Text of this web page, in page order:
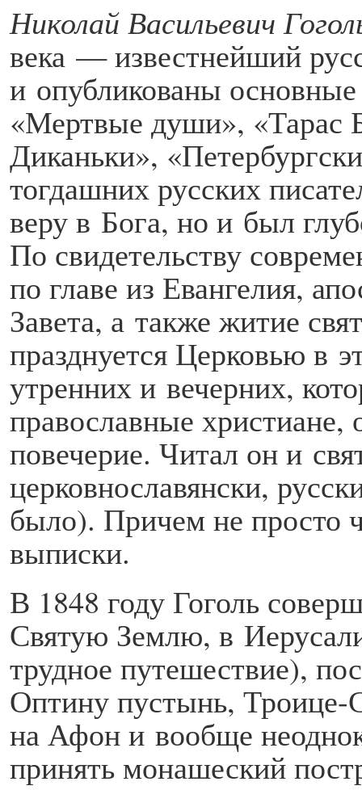
Николай Васильевич
века — известнейший
и опубликованы
«Мертвые души», «Тарас
Диканьки»,
тогдашних русских
веру в Бога, но и был
По свидетельству
по главе из Евангелия,
Завета, а также житие
празднуется Церковью в
утренних и вечерних,
православные
повечерие. Читал он и
церковнославянски,
было). Причем не просто
выписки.
В 1848 году Гоголь
Святую Землю, в
трудное путешествие),
Оптину пустынь, Троице-
на Афон и вообще
принять монашеский